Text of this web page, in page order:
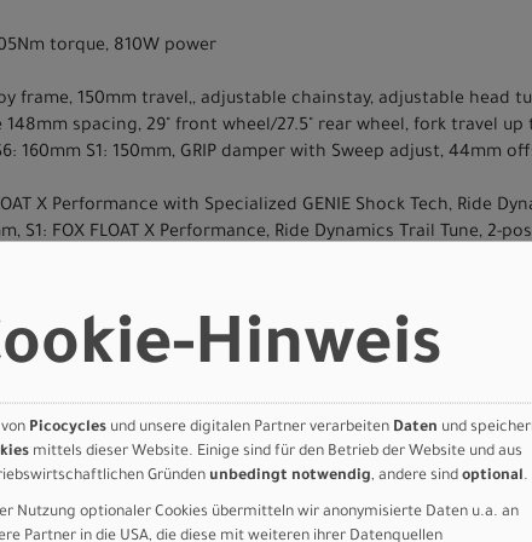
torque, 810W power
frame, 150mm travel,, adjustable chainstay, adjustable head
spacing, 29" front wheel/27.5" rear wheel, fork travel up
160mm S1: 150mm, GRIP damper with Sweep adjust, 44mm
X Performance with Specialized GENIE Shock Tech, Ride
S1: FOX FLOAT X Performance, Ride Dynamics Trail Tune, 2-
4-piston caliper, hydraulic disc, 220mm Centerline rotor
4-piston caliper, hydraulic disc, 200mm Centerline rotor
Speed Flattop Chain
ISIS Interface, Integrated Guard, 55mm Chainline, 155mm
T-Type
Casing, GRIPTON® T9 compound, TLR, 29x2.4
Casing, Gripton T9 compound, TLR, 27.5x2.4
bar bore
Hinweis
Picocycles und unsere digitalen Partner verarbeiten Daten und
mittels dieser Website. Einige sind für den Betrieb der Website und aus
Gründen unbedingt notwendig, andere sind optional.
Nutzung optionaler Cookies übermitteln wir anonymisierte Daten u.a. an
Partner in die USA, die diese mit weiteren ihrer Datenquellen